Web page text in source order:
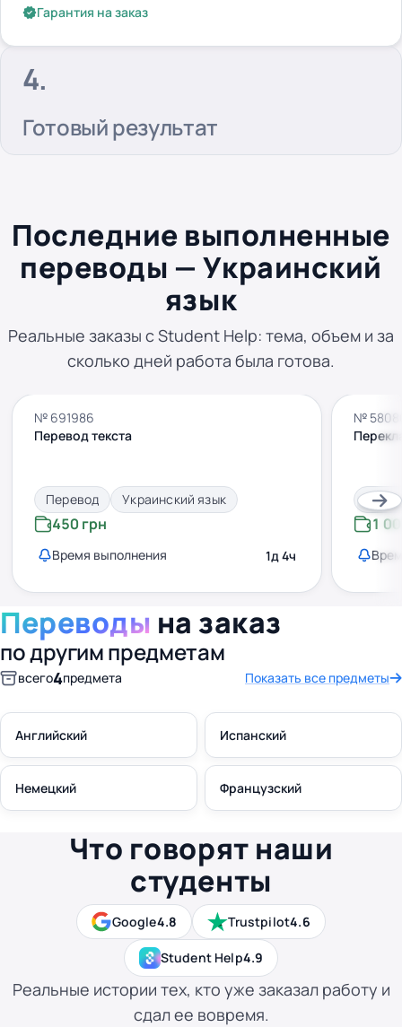
Гарантия на заказ
Готовый результат
Последние выполненные
переводы — Украинский
язык
Реальные заказы с Student Help: тема, объем и за
сколько дней работа была готова.
№ 691986
Перевод текста
Перевод Украинский язык
450 грн
Время выполнения 1д 4ч
№
1
Переводы на заказ
по другим предметам
всего4предмета Показать все предметы
Английский Испанский
Немецкий Французский
Google4.8 Trustpilot4.6
Student Help4.9
Что говорят наши
студенты
Реальные истории тех, кто уже заказал работу и
сдал ее вовремя.